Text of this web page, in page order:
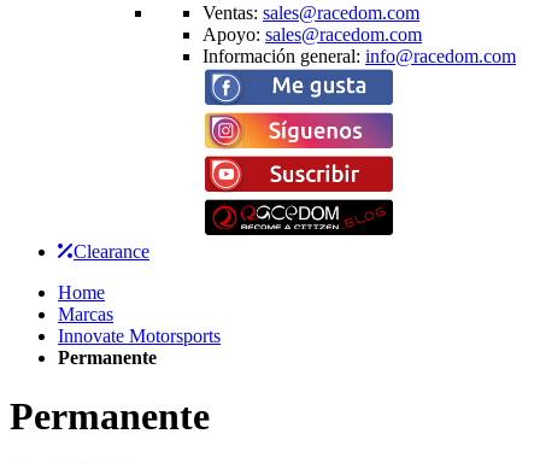
Ventas: sales@racedom.com
Apoyo: sales@racedom.com
Información general: info@racedom.com
Clearance
Home
Marcas
Innovate Motorsports
Permanente
Permanente